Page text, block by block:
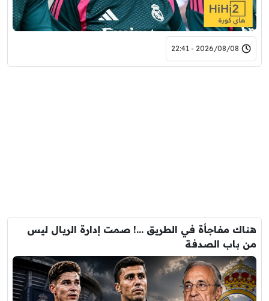
2026/08/08 - 22:41
هناك مفاجأة في الطريق …! صمت إدارة الريال ليس
من باب الصدفة